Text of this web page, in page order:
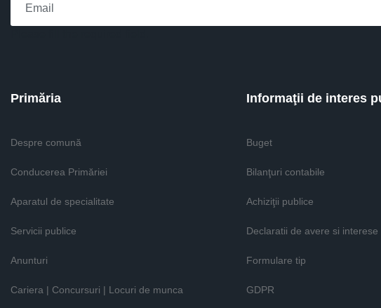
Primăria
Despre comună
Conducerea Primăriei
Aparatul de specialitate
Servicii publice
Anunturi
Cariera | Concursuri | Locuri de munca
Informaţii de interes
Buget
Bilanţuri contabile
Achiziţii publice
Declaratii de avere si interese
Formulare tip
GDPR